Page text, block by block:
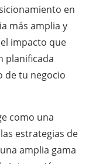
en
más amplia y
impacto que
planificada
de tu negocio
como una
estrategias de
amplia gama